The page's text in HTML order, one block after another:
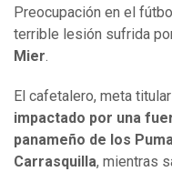
Preocupación en el
terrible lesión sufrida
Mier.
El cafetalero, meta
impactado por una
panameño de los
Carrasquilla, mientras